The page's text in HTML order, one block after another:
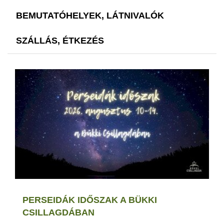
BEMUTATÓHELYEK, LÁTNIVALÓK
SZÁLLÁS, ÉTKEZÉS
PERSEIDÁK IDŐSZAK A BÜKKI
CSILLAGDÁBAN